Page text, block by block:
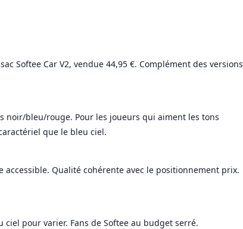
Softee Car V2, vendue 44,95 €. Complément des versions
noir/bleu/rouge. Pour les joueurs qui aiment les tons
que le bleu ciel.
accessible. Qualité cohérente avec le positionnement prix.
pour varier. Fans de Softee au budget serré.